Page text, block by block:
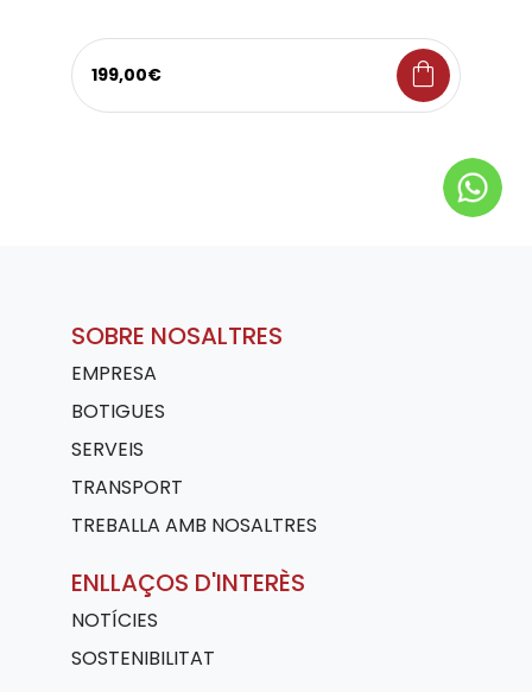
199,00€ shopping_bag
SOBRE NOSALTRES
EMPRESA
BOTIGUES
SERVEIS
TRANSPORT
TREBALLA AMB NOSALTRES
ENLLAÇOS D'INTERÈS
NOTÍCIES
SOSTENIBILITAT